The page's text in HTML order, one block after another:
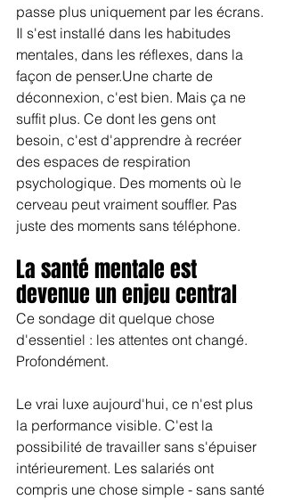
passe plus uniquement par les écrans.
Il s'est installé dans les habitudes
mentales, dans les réflexes, dans la
façon de penser.Une charte de
déconnexion, c'est bien. Mais ça ne
suffit plus. Ce dont les gens ont
besoin, c'est d'apprendre à recréer
des espaces de respiration
psychologique. Des moments où le
cerveau peut vraiment souffler. Pas
juste des moments sans téléphone.
La santé mentale est
devenue un enjeu central
Ce sondage dit quelque chose
d'essentiel : les attentes ont changé.
Profondément.
Le vrai luxe aujourd'hui, ce n'est plus
la performance visible. C'est la
possibilité de travailler sans s'épuiser
intérieurement. Les salariés ont
compris une chose simple - sans santé